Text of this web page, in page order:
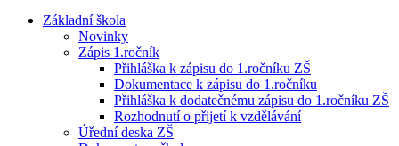
Základní škola
Novinky
Zápis 1.ročník
Přihláška k zápisu do 1.ročníku ZŠ
Dokumentace k zápisu do 1.ročníku
Přihláška k dodatečnému zápisu do 1.ročníku ZŠ
Rozhodnutí o přijetí k vzdělávání
Úřední deska ZŠ